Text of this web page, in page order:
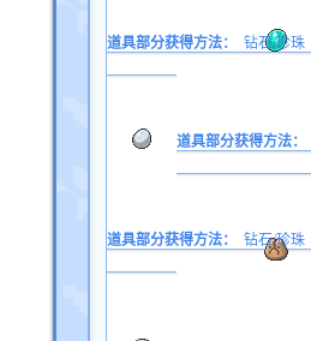
道具部分获得方法：
钻石/珍珠
道具部分获得方法：
道具部分获得方法：
钻石/珍珠